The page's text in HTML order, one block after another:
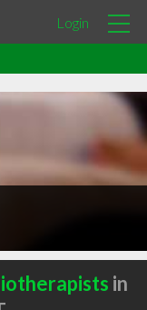
Login
in